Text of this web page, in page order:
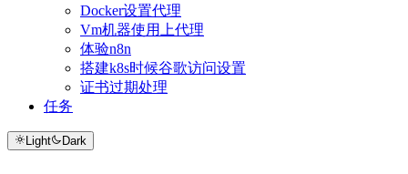
Docker设置代理
Vm机器使用上代理
体验n8n
搭建k8s时候谷歌访问设置
证书过期处理
任务
Light Dark